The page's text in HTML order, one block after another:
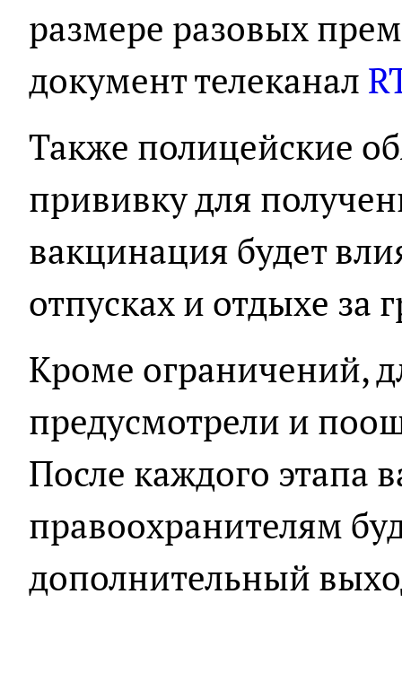
размере разовых
документ телеканал
Также полицейские
прививку для
вакцинация будет
отпусках и отдыхе за
Кроме ограничений,
предусмотрели и
После каждого этапа
правоохранителям
дополнительный